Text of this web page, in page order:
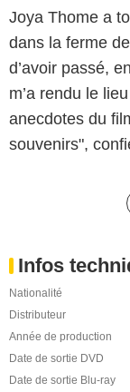
Joya Thome a
dans la ferme
d’avoir passé,
m’a rendu le
anecdotes du
souvenirs",
Infos
Nationalité
Distributeur
Année de production
Date de sortie DVD
Date de sortie Blu-ray